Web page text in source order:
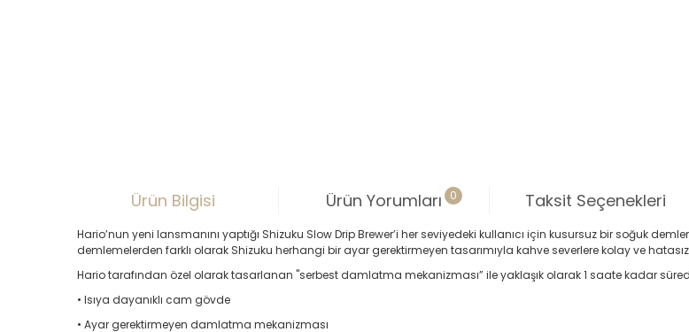
Ürün Bilgisi Ürün Yorumları 0 Taksit Seçenekleri
Hario’nun yeni lansmanını yaptığı Shizuku Slow Drip Brewer’i her seviyedeki kullanıcı için kusursuz bir soğuk
demlemelerden farklı olarak Shizuku herhangi bir ayar gerektirmeyen tasarımıyla kahve severlere kolay ve
Hario tarafından özel olarak tasarlanan "serbest damlatma mekanizması” ile yaklaşık olarak 1 saate kadar
• Isıya dayanıklı cam gövde
• Ayar gerektirmeyen damlatma mekanizması